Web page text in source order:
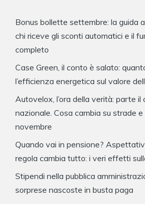
Bonus bollette settembre: la guida
chi riceve gli sconti automatici e il
completo
Case Green, il conto è salato:
l’efficienza energetica sul valore
Autovelox, l’ora della verità: parte il
nazionale. Cosa cambia su strade
novembre
Quando vai in pensione?
regola cambia tutto: i veri effetti
Stipendi nella pubblica
sorprese nascoste in busta paga